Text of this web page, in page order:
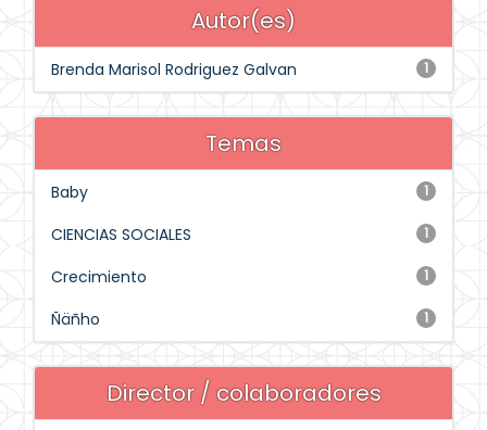
Autor(es)
1
Brenda Marisol Rodriguez Galvan
Temas
1
Baby
1
CIENCIAS SOCIALES
1
Crecimiento
1
Ñäñho
Director / colaboradores